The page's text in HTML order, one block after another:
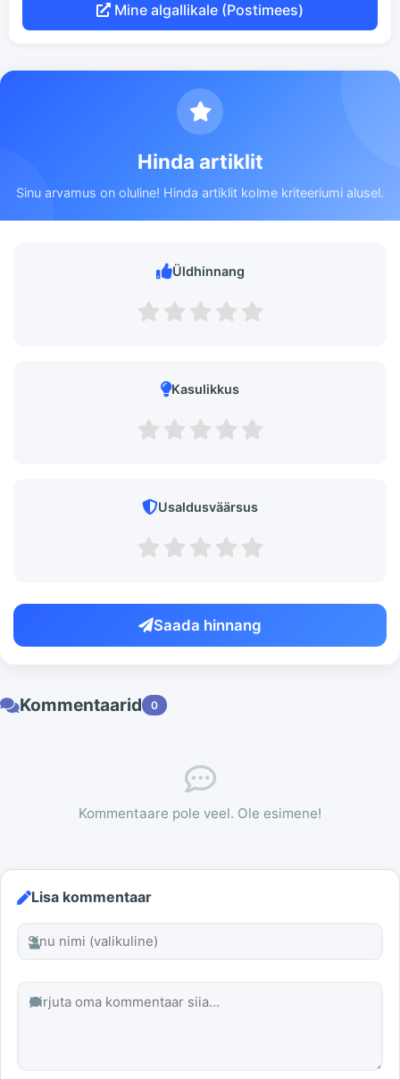
Mine algallikale (Postimees)
Hinda artiklit
Sinu arvamus on oluline! Hinda artiklit kolme kriteeriumi alusel.
Üldhinnang
Kasulikkus
Usaldusväärsus
Saada hinnang
Kommentaarid 0
Kommentaare pole veel. Ole esimene!
Lisa kommentaar